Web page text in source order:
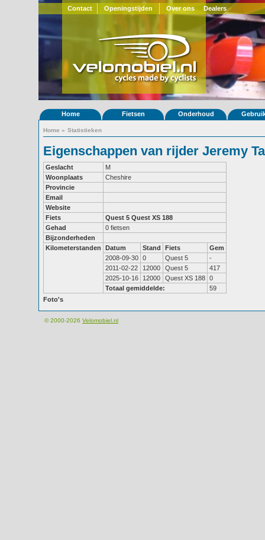
Contact Openingstijden Over ons Dealers
Home Fietsen Onderhoud
Home » Statistieken
Eigenschappen van rijder Jeremy
Geslacht
M
Woonplaats
Cheshire
Provincie
Email
Website
Fiets
Quest 5 Quest XS 188
Gehad
0 fietsen
Bijzonderheden
Kilometerstanden
Datum Stand Fiets
Gem
2008-09-30 0 Quest 5
-
2011-02-22
12000 Quest 5
417
2025-10-16
12000 Quest XS 188 0
Totaal gemiddelde:
59
Foto's
© 2000-2026 Velomobiel.nl